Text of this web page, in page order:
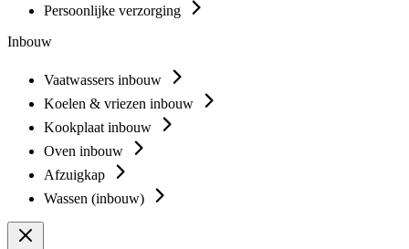
Persoonlijke verzorging
Inbouw
Vaatwassers inbouw
Koelen & vriezen inbouw
Kookplaat inbouw
Oven inbouw
Afzuigkap
Wassen (inbouw)